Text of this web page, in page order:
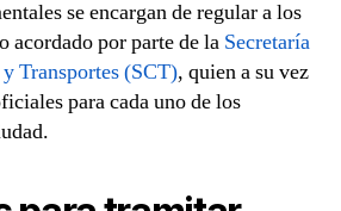
se encargan de regular a los
acordado por parte de la Secretaría
Transportes (SCT), quien a su vez
para cada uno de los